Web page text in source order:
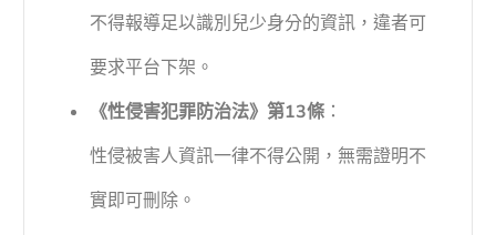
不得報導足以識別兒少身分的資訊，違者可
要求平台下架。
《性侵害犯罪防治法》第13條 ：
性侵被害人資訊一律不得公開，無需證明不
實即可刪除。